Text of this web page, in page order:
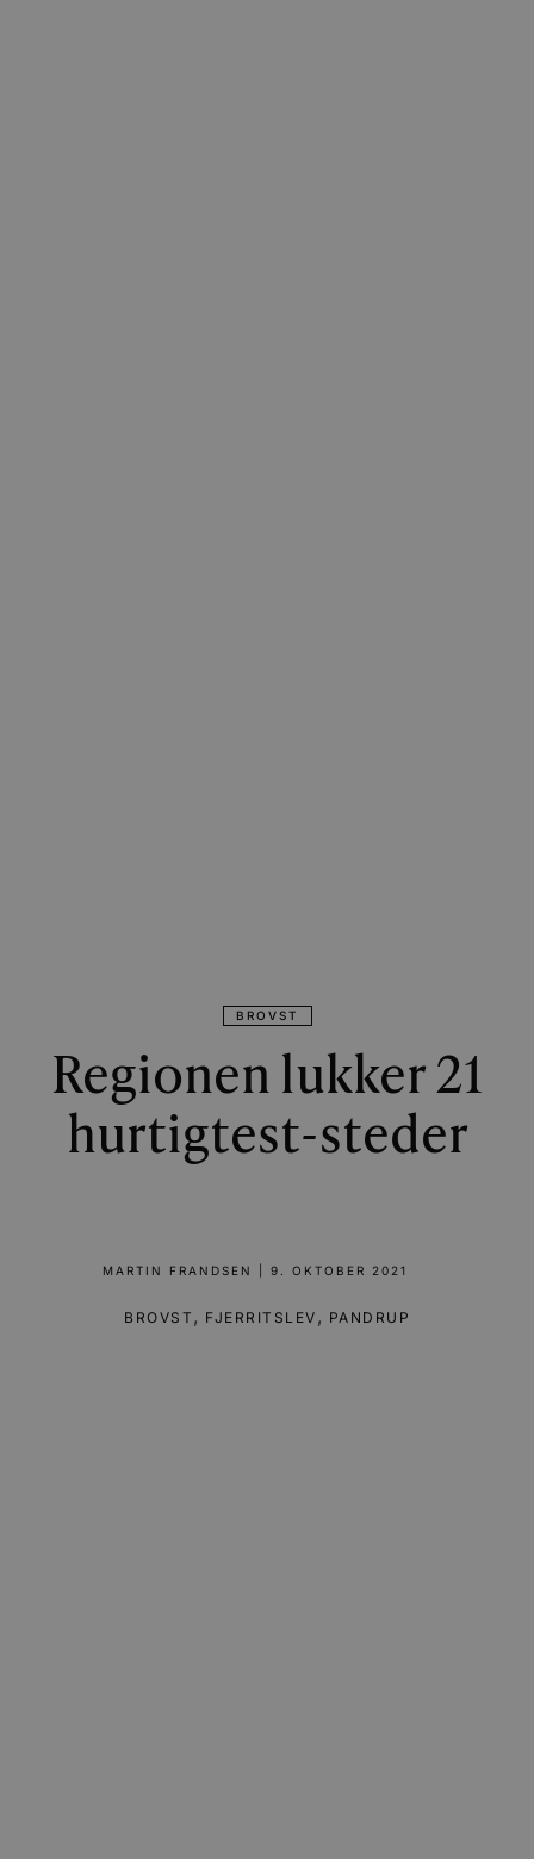
BROVST
Regionen lukker 21
hurtigtest-steder
MARTIN FRANDSEN 9. OKTOBER 2021
BROVST , FJERRITSLEV , PANDRUP